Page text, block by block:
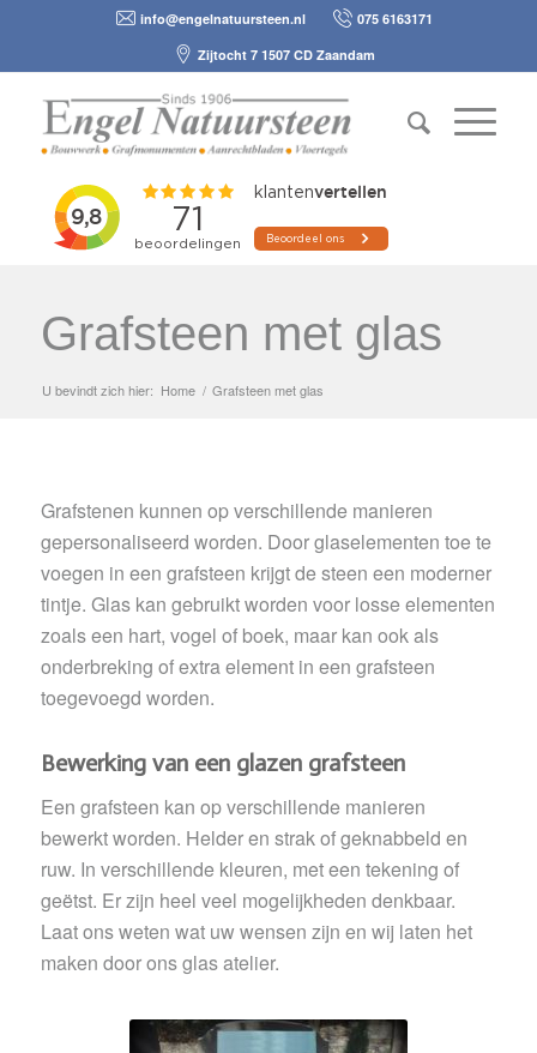
info@engelnatuursteen.nl
075 6163171
Zijtocht 7 1507 CD Zaandam
Grafsteen met glas
U bevindt zich hier: Home / Grafsteen met glas
Grafstenen kunnen op verschillende manieren
gepersonaliseerd worden. Door glaselementen toe te
voegen in een grafsteen krijgt de steen een moderner
tintje. Glas kan gebruikt worden voor losse elementen
zoals een hart, vogel of boek, maar kan ook als
onderbreking of extra element in een grafsteen
toegevoegd worden.
Bewerking van een glazen grafsteen
Een grafsteen kan op verschillende manieren
bewerkt worden. Helder en strak of geknabbeld en
ruw. In verschillende kleuren, met een tekening of
geëtst. Er zijn heel veel mogelijkheden denkbaar.
Laat ons weten wat uw wensen zijn en wij laten het
maken door ons glas atelier.